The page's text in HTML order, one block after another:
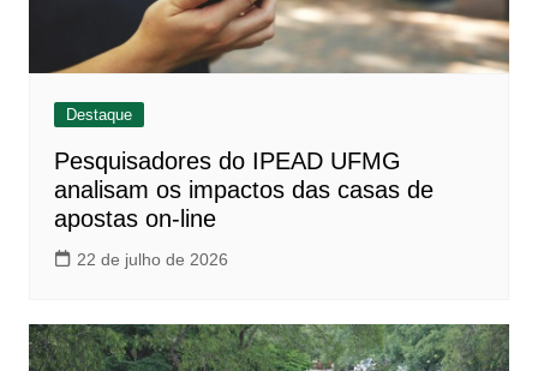
Destaque
Pesquisadores do IPEAD UFMG
analisam os impactos das casas de
apostas on-line
22 de julho de 2026